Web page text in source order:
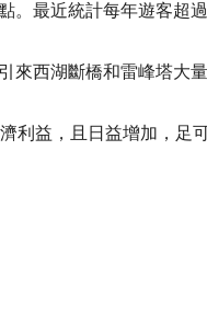
。最近統計每年遊客超
來西湖斷橋和雷峰塔大
利益，且日益增加，足